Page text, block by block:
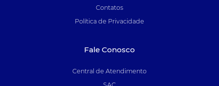
Contatos
Política de Privacidade
Fale Conosco
Central de Atendimento